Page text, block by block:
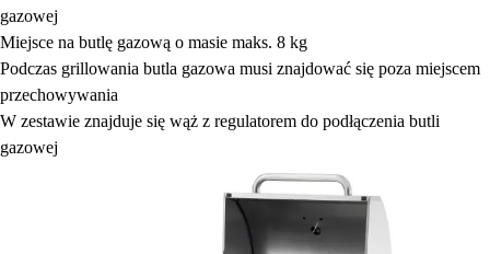
gazowej
Miejsce na butlę gazową o masie maks. 8 kg
Podczas grillowania butla gazowa musi znajdować się poza miejscem
przechowywania
W zestawie znajduje się wąż z regulatorem do podłączenia butli
gazowej